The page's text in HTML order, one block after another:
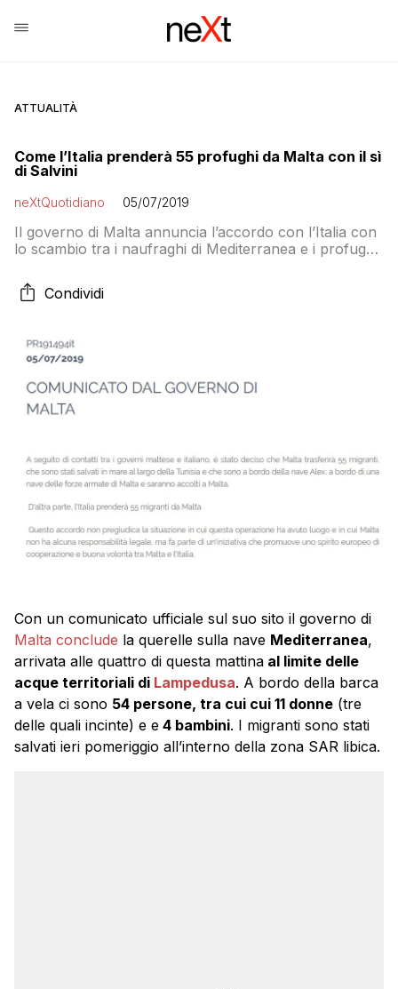
ATTUALITÀ
Come l’Italia prenderà 55 profughi da Malta con il sì
di Salvini
neXtQuotidiano 05/07/2019
Il governo di Malta annuncia l’accordo con l’Italia con
lo scambio tra i naufraghi di Mediterranea e i profughi
agenzia è sparito il nome di Salvini. Come mai?
Condividi
Con un comunicato ufficiale sul suo sito il governo di
Malta conclude la querelle sulla nave Mediterranea,
arrivata alle quattro di questa mattina al limite delle
acque territoriali di Lampedusa. A bordo della barca
a vela ci sono 54 persone, tra cui cui 11 donne (tre
delle quali incinte) e e 4 bambini. I migranti sono stati
salvati ieri pomeriggio all’interno della zona SAR libica.